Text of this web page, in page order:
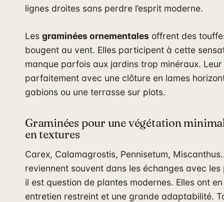
lignes droites sans perdre l’esprit moderne.
Les graminées ornementales offrent des
bougent au vent. Elles participent à cette
manque parfois aux jardins trop minéraux.
parfaitement avec une clôture en lames
gabions ou une terrasse sur plots.
Graminées pour une végétation
en textures
Carex, Calamagrostis, Pennisetum,
reviennent souvent dans les échanges avec
il est question de plantes modernes. Elles ont
entretien restreint et une grande adaptabilité.